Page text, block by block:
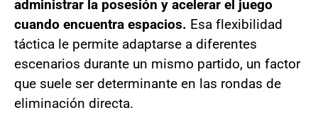
administrar la posesión y acelerar el juego
cuando encuentra espacios. Esa flexibilidad
táctica le permite adaptarse a diferentes
escenarios durante un mismo partido, un factor
que suele ser determinante en las rondas de
eliminación directa.